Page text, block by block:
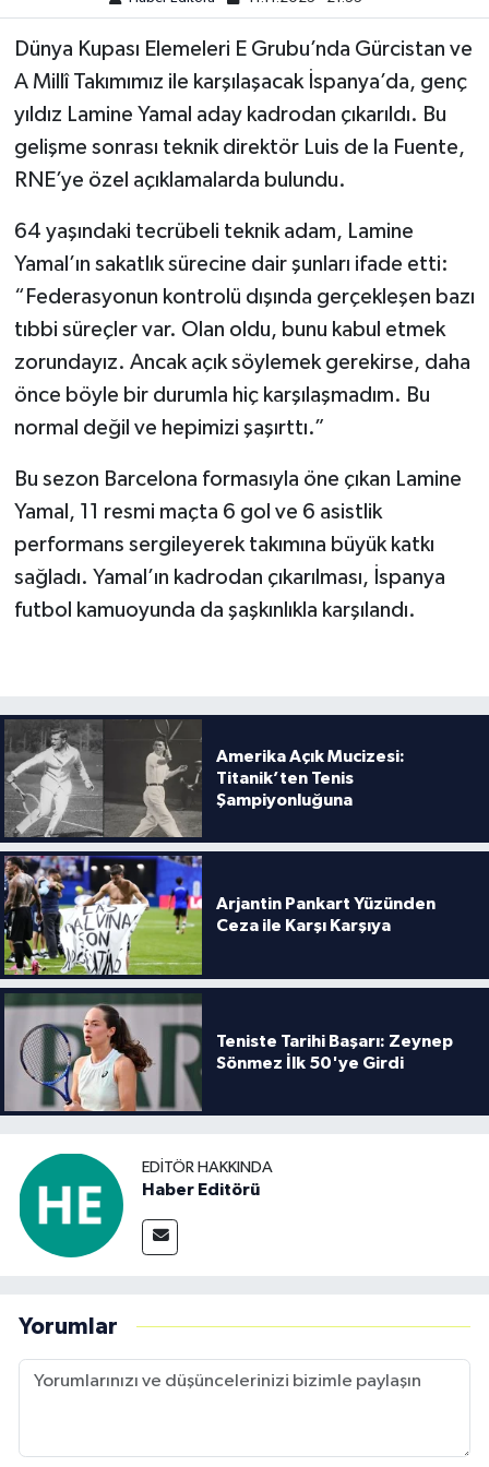
Dünya Kupası Elemeleri E Grubu’nda Gürcistan ve
A Millî Takımımız ile karşılaşacak İspanya’da, genç
yıldız Lamine Yamal aday kadrodan çıkarıldı. Bu
gelişme sonrası teknik direktör Luis de la Fuente,
RNE’ye özel açıklamalarda bulundu.
64 yaşındaki tecrübeli teknik adam, Lamine
Yamal’ın sakatlık sürecine dair şunları ifade etti:
“Federasyonun kontrolü dışında gerçekleşen bazı
tıbbi süreçler var. Olan oldu, bunu kabul etmek
zorundayız. Ancak açık söylemek gerekirse, daha
önce böyle bir durumla hiç karşılaşmadım. Bu
normal değil ve hepimizi şaşırttı.”
Bu sezon Barcelona formasıyla öne çıkan Lamine
Yamal, 11 resmi maçta 6 gol ve 6 asistlik
performans sergileyerek takımına büyük katkı
sağladı. Yamal’ın kadrodan çıkarılması, İspanya
futbol kamuoyunda da şaşkınlıkla karşılandı.
Amerika Açık Mucizesi:
Titanik’ten Tenis
Şampiyonluğuna
Arjantin Pankart Yüzünden
Ceza ile Karşı Karşıya
Teniste Tarihi Başarı: Zeynep
Sönmez İlk 50'ye Girdi
EDITÖR HAKKINDA
Haber Editörü
Yorumlar
Türkiye Basketbol Ligi
Kadınlar Basketbol Ligi
Atletizm
Hentbol
At Yarışı
Bisiklet
Güreş
Halter
Su Sporları
Diğer Spor Dalları
Futbolcular